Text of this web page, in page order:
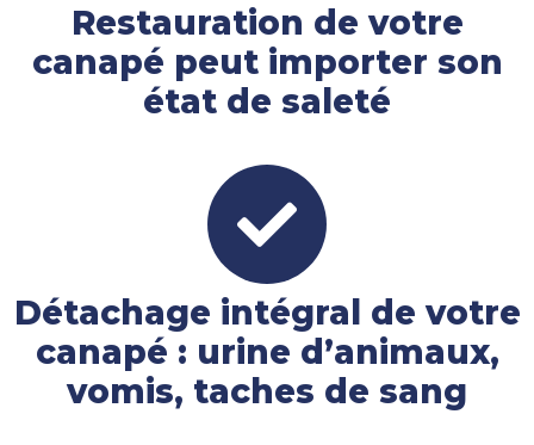
Restauration de votre
canapé peut importer son
état de saleté
Détachage intégral de votre
canapé : urine d’animaux,
vomis, taches de sang